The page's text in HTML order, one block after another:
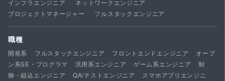
インフラエンジニア
ネットワークエンジニア
プロジェクトマネージャー
フルスタックエンジニア
職種
開発系 フルスタックエンジニア フロントエンドエンジニア
オープ
ン系SE・プログラマ
汎用系エンジニア ゲーム系エンジニア
制
御・組込エンジニア
QA/テストエンジニア
スマホアプリエンジニ